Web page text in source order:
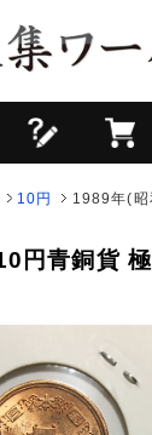
10円
1989年(
円青銅貨